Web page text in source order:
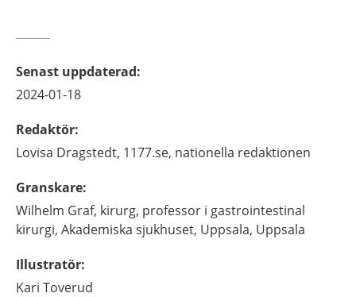
Senast uppdaterad:
2024-01-18
Redaktör:
Lovisa Dragstedt, 1177.se, nationella redaktionen
Granskare:
Wilhelm Graf, kirurg, professor i gastrointestinal
kirurgi, Akademiska sjukhuset, Uppsala, Uppsala
Illustratör:
Kari Toverud